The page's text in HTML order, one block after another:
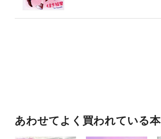
あわせてよく買われている本